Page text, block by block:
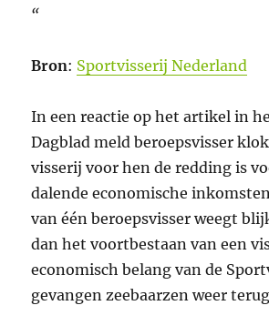
“
Bron: Sportvisserij Nederland
In een reactie op het artikel in
Dagblad meld beroepsvisser
visserij voor hen de redding is
dalende economische
van één beroepsvisser weegt
dan het voortbestaan van een
economisch belang van de
gevangen zeebaarzen weer